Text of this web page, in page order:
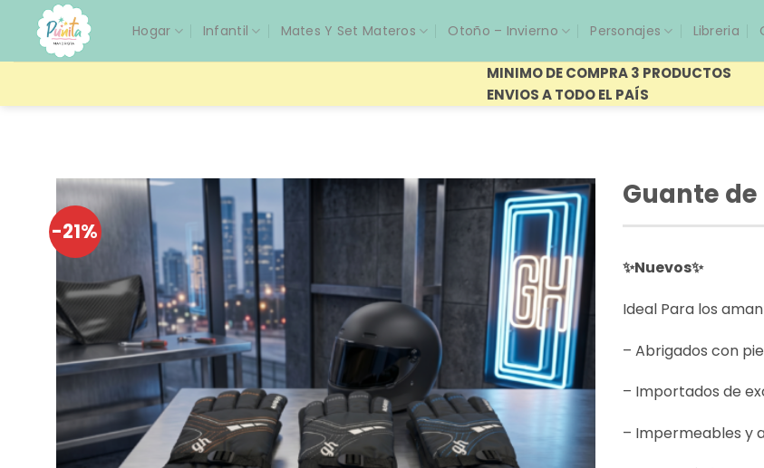
contenido
Hogar Infantil Mates Y Set Materos Otoño – Invierno Personajes Libreria
MINIMO DE COMPRA 3 PRODUCTOS
ENVIOS A TODO EL PAÍS
-21%
Guante
✨Nuevos✨
Ideal Para los
– Abrigados con
– Importados de
– Impermeables y